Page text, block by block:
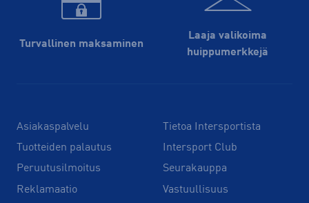
Turvallinen maksaminen
Laaja valikoima
huippu­merkkejä
Asiakaspalvelu
Tuotteiden palautus
Peruutusilmoitus
Reklamaatio
Tietoa Intersportista
Intersport Club
Seurakauppa
Vastuullisuus